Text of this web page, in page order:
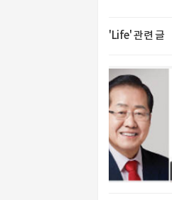
'Life' 관련 글